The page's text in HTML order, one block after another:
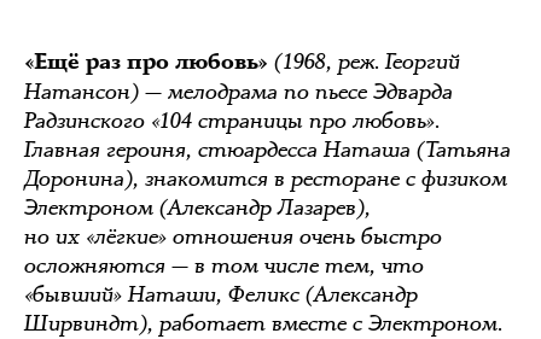
«Ещё раз про любовь» (1968, реж. Георгий
Натансон) — мелодрама по пьесе Эдварда
Радзинского «104 страницы про любовь».
Главная героиня, стюардесса Наташа (Татьяна
Доронина), знакомится в ресторане с физиком
Электроном (Александр Лазарев),
но их «лёгкие» отношения очень быстро
осложняются — в том числе тем, что
«бывший» Наташи, Феликс (Александр
Ширвиндт), работает вместе с Электроном.